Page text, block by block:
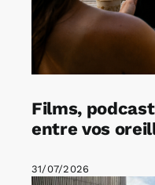
Films,
entre vos
31/07/2026